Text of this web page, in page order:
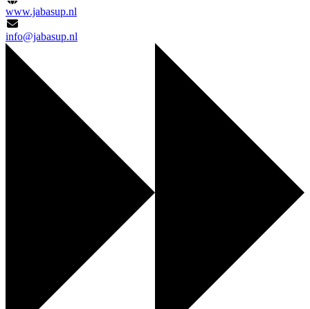
www.jabasup.nl
info@jabasup.nl